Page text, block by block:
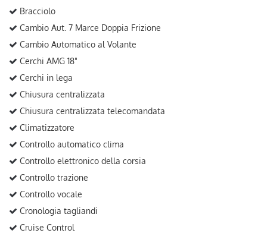
Bracciolo
Cambio Aut. 7 Marce Doppia Frizione
Cambio Automatico al Volante
Cerchi AMG 18"
Cerchi in lega
Chiusura centralizzata
Chiusura centralizzata telecomandata
Climatizzatore
Controllo automatico clima
Controllo elettronico della corsia
Controllo trazione
Controllo vocale
Cronologia tagliandi
Cruise Control